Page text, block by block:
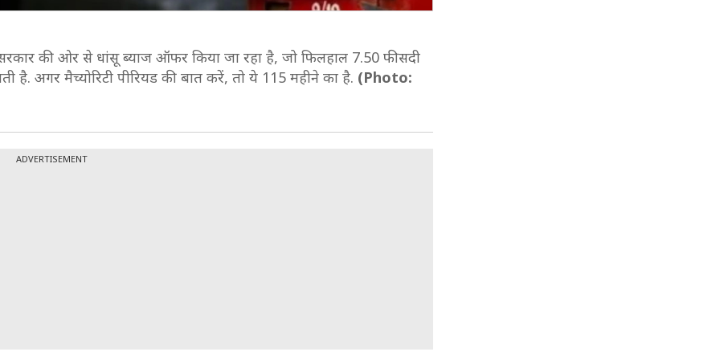
की ओर से धांसू ब्याज ऑफर किया जा रहा है, जो फिलहाल 7.50 फीसदी
है. अगर मैच्योरिटी पीरियड की बात करें, तो ये 115 महीने का है. (Photo:
ADVERTISEMENT